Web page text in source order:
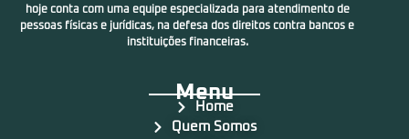
hoje conta com uma equipe especializada para atendimento de
pessoas físicas e jurídicas, na defesa dos direitos contra bancos e
instituições financeiras.
Menu
Home
Quem Somos